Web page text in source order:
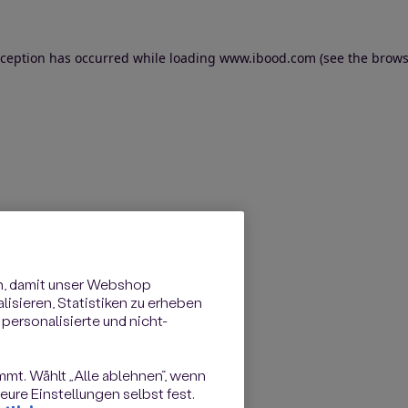
has occurred while loading www.ibood.com (see the
damit unser Webshop
Statistiken zu erheben
und nicht-
Wählt „Alle ablehnen“, wenn
Einstellungen selbst fest.